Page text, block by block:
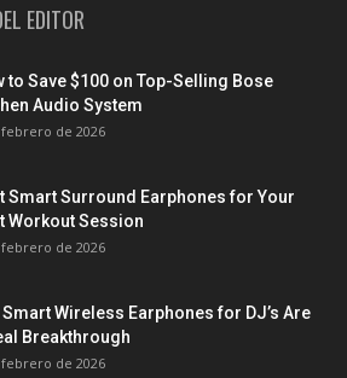
EDITOR
to Save $100 on Top-Selling Bose
Audio System
de 2026
Smart Surround Earphones for Your
Workout Session
de 2026
Smart Wireless Earphones for DJ’s Are
Breakthrough
de 2026